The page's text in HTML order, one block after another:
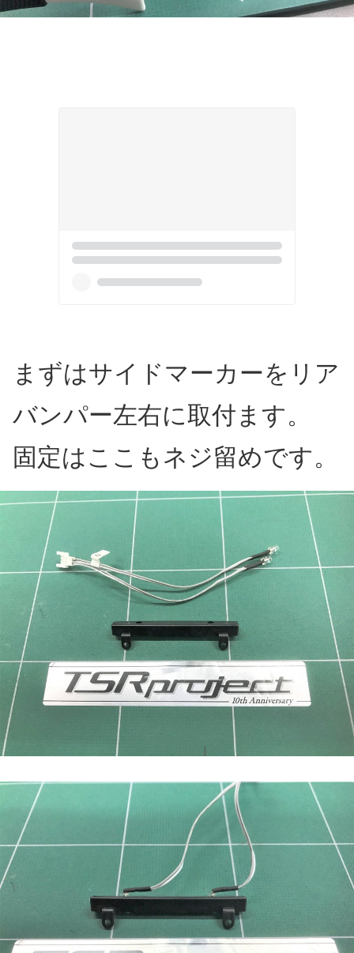
まずはサイドマーカーをリア
バンパー左右に取付ます。
固定はここもネジ留めです。